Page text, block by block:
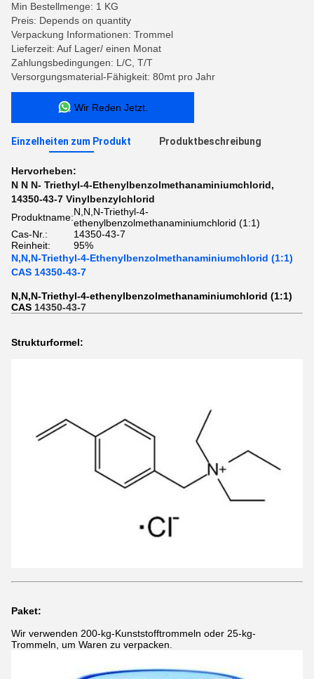
Min Bestellmenge: 1 KG
Preis: Depends on quantity
Verpackung Informationen: Trommel
Lieferzeit: Auf Lager/ einen Monat
Zahlungsbedingungen: L/C, T/T
Versorgungsmaterial-Fähigkeit: 80mt pro Jahr
Wir Reden Jetzt.
Einzelheiten zum Produkt Produktbeschreibung
Hervorheben:
N N N- Triethyl-4-Ethenylbenzolmethanaminiumchlorid,
14350-43-7 Vinylbenzylchlorid
Produktname:N,N,N-Triethyl-4-
ethenylbenzolmethanaminiumchlorid (1:1)
Cas-Nr.:
14350-43-7
Reinheit:
95%
N,N,N-Triethyl-4-Ethenylbenzolmethanaminiumchlorid (1:1)
CAS 14350-43-7
N,N,N-Triethyl-4-ethenylbenzolmethanaminiumchlorid (1:1)
CAS 14350-43-7
Strukturformel:
Paket:
Wir verwenden 200-kg-Kunststofftrommeln oder 25-kg-
Trommeln, um Waren zu verpacken.